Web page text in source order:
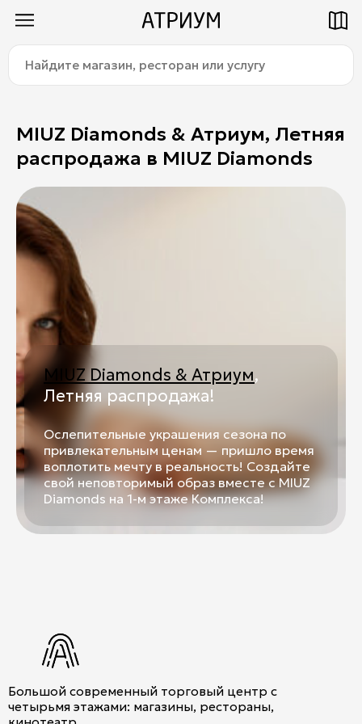
Как добраться Паркинг
Магазины
Услуги
Детям
О торговом центре
Контакты
Ваканcии
Заявка на аренду
Рекламные услуги
Контакты
Атриум во
Вконтакте
Найдите
магазин,
ресторан
MIUZ Diamonds & Атриум, Летняя
распродажа в MIUZ Diamonds
MIUZ Diamonds & Атриум,
Летняя распродажа!
Ослепительные украшения сезона по
привлекательным ценам — пришло время
воплотить мечту в реальность! Создайте
свой неповторимый образ вместе с MIUZ
Diamonds на 1-м этаже Комплекса!
Большой современный торговый центр с
четырьмя этажами: магазины, рестораны,
Title